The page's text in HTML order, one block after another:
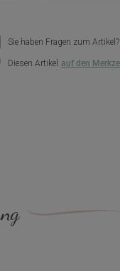
Sie haben Fragen zum Artikel?
Diesen Artikel